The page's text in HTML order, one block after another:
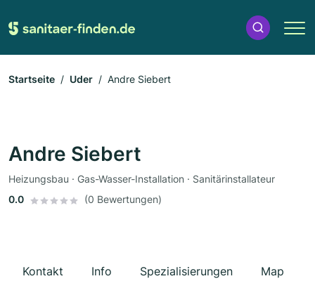
Startseite Uder Andre Siebert
Andre Siebert
Heizungsbau · Gas-Wasser-Installation · Sanitärinstallateur
0.0
(0 Bewertungen)
Kontakt Info Spezialisierungen Map